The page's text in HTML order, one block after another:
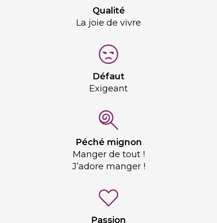
Qualité
La joie de vivre
Défaut
Exigeant
Péché mignon
Manger de tout !
J’adore manger !
Passion